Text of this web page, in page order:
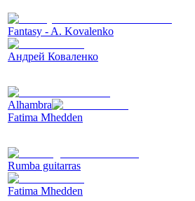
Fantasy - A. Kovalenko
Андрей Коваленко
Alhambra
Fatima Mhedden
Rumba guitarras
Fatima Mhedden